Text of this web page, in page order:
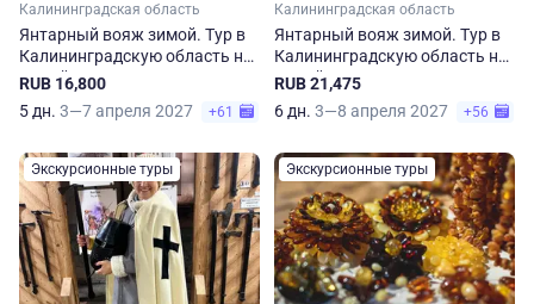
Калининградская область
Янтарный вояж зимой. Тур в
Калининградскую область на
5 дней
RUB 16,800
5 дн. 3—7 апреля 2027 +61
Калининградская область
Янтарный вояж зимой. Тур в
Калининградскую область на
6 дней
RUB 21,475
6 дн. 3—8 апреля 2027 +56
Экскурсионные туры Экскурсионные туры